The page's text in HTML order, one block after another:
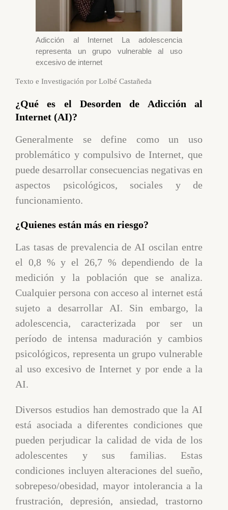
Adicción al Internet La adolescencia
representa un grupo vulnerable al uso
excesivo de internet
Texto e Investigación por Lolbé Castañeda
¿Qué es el Desorden de Adicción al
Internet (AI)?
Generalmente se define como un uso
problemático y compulsivo de Internet, que
puede desarrollar consecuencias negativas en
aspectos psicológicos, sociales y de
funcionamiento.
¿Quienes están más en riesgo?
Las tasas de prevalencia de AI oscilan entre
el 0,8 % y el 26,7 % dependiendo de la
medición y la población que se analiza.
Cualquier persona con acceso al internet está
sujeto a desarrollar AI. Sin embargo, la
adolescencia, caracterizada por ser un
período de intensa maduración y cambios
psicológicos, representa un grupo vulnerable
al uso excesivo de Internet y por ende a la
AI.
Diversos estudios han demostrado que la AI
está asociada a diferentes condiciones que
pueden perjudicar la calidad de vida de los
adolescentes y sus familias. Estas
condiciones incluyen alteraciones del sueño,
sobrepeso/obesidad, mayor intolerancia a la
frustración, depresión, ansiedad, trastorno